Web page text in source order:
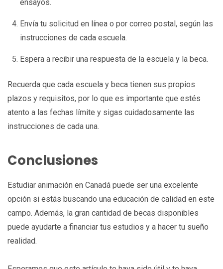
ensayos.
Envía tu solicitud en línea o por correo postal, según las
instrucciones de cada escuela.
Espera a recibir una respuesta de la escuela y la beca.
Recuerda que cada escuela y beca tienen sus propios
plazos y requisitos, por lo que es importante que estés
atento a las fechas límite y sigas cuidadosamente las
instrucciones de cada una.
Conclusiones
Estudiar animación en Canadá puede ser una excelente
opción si estás buscando una educación de calidad en este
campo. Además, la gran cantidad de becas disponibles
puede ayudarte a financiar tus estudios y a hacer tu sueño
realidad.